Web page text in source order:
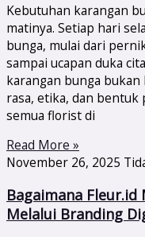
Kebutuhan karangan
matinya. Setiap hari
bunga, mulai dari
sampai ucapan duka
karangan bunga bukan
rasa, etika, dan bentuk
semua florist di
Read More »
November 26, 2025
Bagaimana
Melalui Branding